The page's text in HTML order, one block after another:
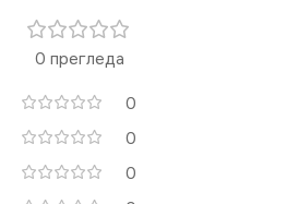
0 прегледа
0
0
0